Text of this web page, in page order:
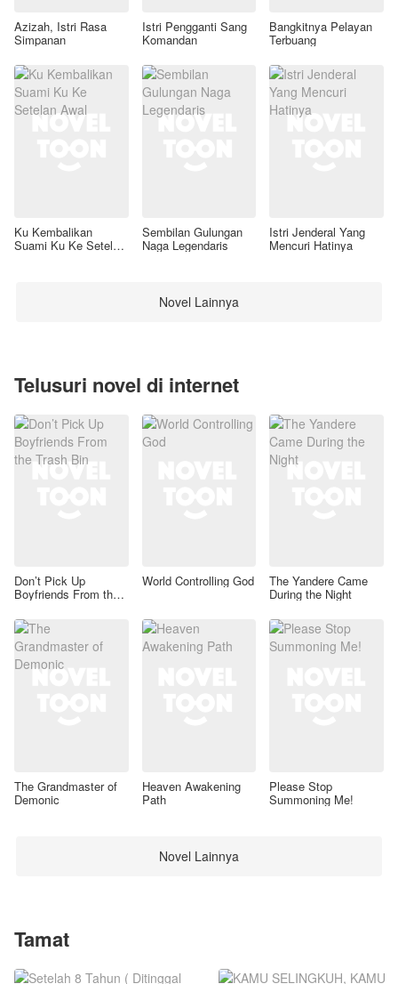
Azizah, Istri Rasa
Simpanan
Istri Pengganti Sang
Komandan
Bangkitnya Pelayan
Terbuang
Ku Kembalikan
Suami Ku Ke Setelan
Sembilan Gulungan
Naga Legendaris
Istri Jenderal Yang
Mencuri Hatinya
Novel Lainnya
Telusuri novel di internet
Don’t Pick Up
Boyfriends From the
World Controlling God The Yandere Came
During the Night
The Grandmaster of
Demonic
Heaven Awakening
Path
Please Stop
Summoning Me!
Novel Lainnya
Tamat